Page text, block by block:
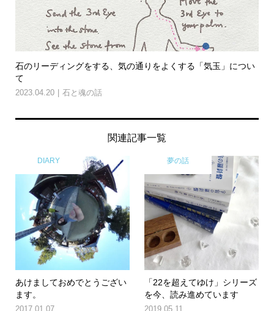
石のリーディングをする、気の通りをよくする「気玉」につい
て
2023.04.20 石と魂の話
関連記事一覧
DIARY
あけましておめでとうござい
ます。
2017.01.07
夢の話
「22を超えてゆけ」シリーズ
を今、読み進めています
2019.05.11